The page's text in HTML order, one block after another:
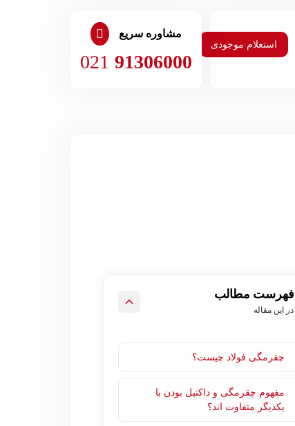
استعلام موجودی
مشاوره سریع
021 91306000
فهرست مطالب
در این مقاله
چقرمگی فولاد چیست؟
مفهوم چقرمگی و داکتیل بودن با
یکدیگر متفاوت اند؟